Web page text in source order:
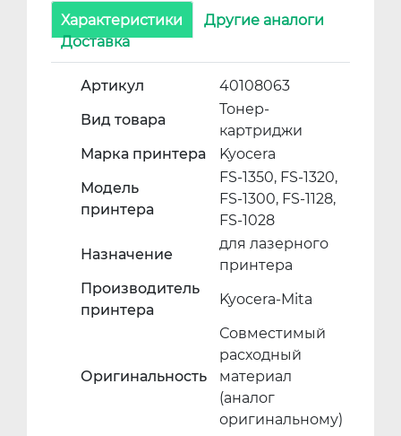
Характеристики
Другие аналоги
Доставка
Артикул
40108063
Вид товара
Тонер-
картриджи
Марка принтера
Kyocera
Модель
принтера
FS-1350, FS-1320,
FS-1300, FS-1128,
FS-1028
Назначение
для лазерного
принтера
Производитель
принтера
Kyocera-Mita
Оригинальность
Совместимый
расходный
материал
(аналог
оригинальному)